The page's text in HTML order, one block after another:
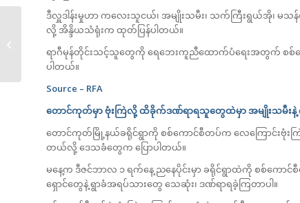
ဒီလှူဒါန်းမှုဟာ ကလေးသူငယ်၊ အမျိုးသမီး၊ သက်ကြီးရွယ်အို၊
လို့ အိန္ဒိယသံရုံးက ထုတ်ပြန်ပါတယ်။
ရာဂီမုန်တိုင်းသင့်သူတွေကို ရေဘေးကူညီထောက်ပံရေးအတွက် စစ်က
ပါတယ်။
Source – RFA
တောင်ကုတ်မှာ ဗုံးကြဲလို့ ထိခိုက်ဒဏ်ရာရသူတွေထဲမှာ အမျိုးသမီးနဲ့
တောင်ကုတ်မြို့နယ်ခရိုင်ရွာကို စစ်ကောင်စီတပ်က လေကြောင်းဗုံး
တယ်လို့ ဒေသခံတွေက ပြောပါတယ်။
မနေ့က ဒီဇင်ဘာလ ၁ ရက်နေ့ ညနေပိုင်းမှာ ခရိုင်ရွာထဲကို စစ်ကောင်
ရှောင်တွေနဲ့ ရွာခံအရပ်သားတွေ သေဆုံး၊ ဒဏ်ရာရခဲ့ကြတာပါ။
ပဋိပက္ခများနှင့် ဘေး
ဖယ်ထားမှုများကြား...